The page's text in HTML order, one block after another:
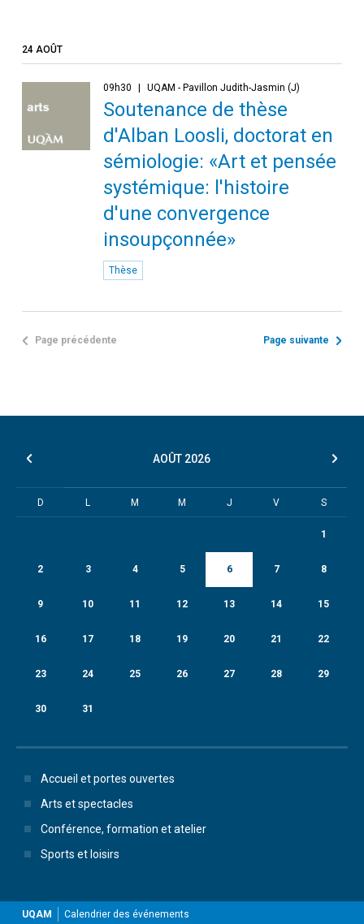
24 AOÛT
09h30 UQAM - Pavillon Judith-Jasmin (J)
Soutenance de thèse
d'Alban Loosli, doctorat en
sémiologie: «Art et pensée
systémique: l'histoire
d'une convergence
insoupçonnée»
Thèse
Page précédente Page suivante
AOÛT 2026
D L M M J V S
1
2 3 4 5 6 7 8
9 10 11 12 13 14 15
16 17 18 19 20 21 22
23 24 25 26 27 28 29
30 31
Accueil et portes ouvertes
Arts et spectacles
Conférence, formation et atelier
Sports et loisirs
UQAM Calendrier des événements